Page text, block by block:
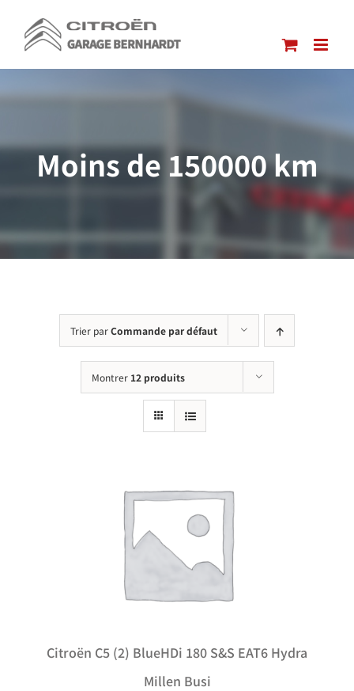
contenu
Moins de 150000 km
Trier parCommande par défaut
Montrer 12 produits
Citroën C5 (2) BlueHDi 180 S&S EAT6 Hydra
Millen Busi